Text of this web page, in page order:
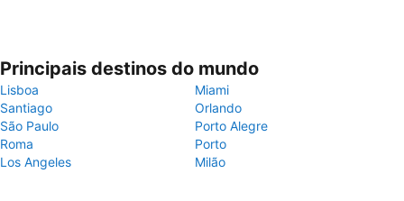
Principais destinos do mundo
Lisboa
Miami
Santiago
Orlando
São Paulo
Porto Alegre
Roma
Porto
Los Angeles
Milão